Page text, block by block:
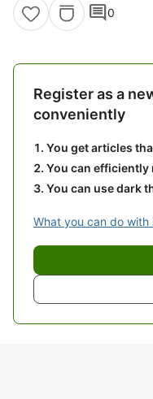
comment0
Register as a
conveniently
You get articles
You can
You can use dark
What you can do with